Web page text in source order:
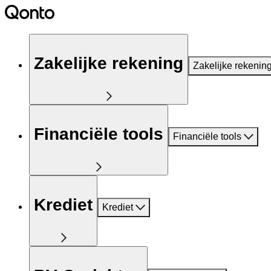
Zakelijke rekening Zakelijke
Financiële tools Financiële tools
Krediet Krediet